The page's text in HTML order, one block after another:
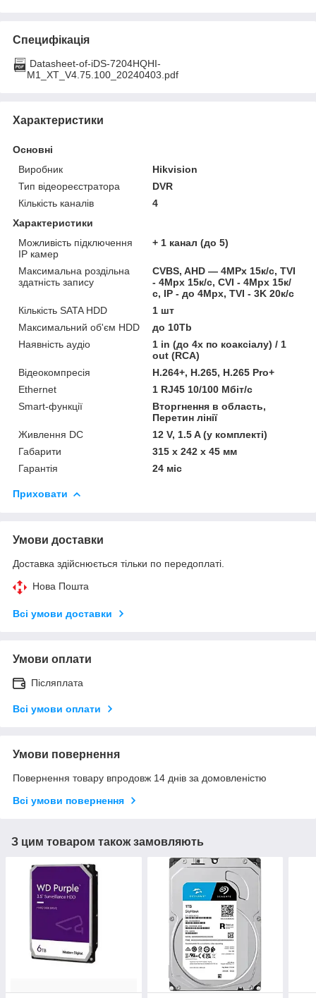
Специфікація
Datasheet-of-iDS-7204HQHI-
M1_XT_V4.75.100_20240403.pdf
Характеристики
Основні
Виробник
Hikvision
Тип відеореєстратора
DVR
Кількість каналів
4
Характеристики
Можливість підключення
IP камер
+ 1 канал (до 5)
Максимальна роздільна
здатність запису
CVBS, AHD — 4MPx 15к/с, TVI
- 4Mpx 15к/с, CVI - 4Mpx 15к/
с, IP - до 4Mpx, TVI - 3K 20к/с
Кількість SATA HDD
1 шт
Максимальний об'єм HDD
до 10Tb
Наявність аудіо
1 in (до 4x по коаксіалу) / 1
out (RCA)
Відеокомпресія
H.264+, H.265, H.265 Pro+
Ethernet
1 RJ45 10/100 Мбіт/с
Smart-функції
Вторгнення в область,
Перетин лінії
Живлення DC
12 V, 1.5 A (у комплекті)
Габарити
315 x 242 x 45 мм
Гарантія
24 міс
Приховати
Умови доставки
Доставка здійснюється тільки по передоплаті.
Нова Пошта
Всі умови доставки
Умови оплати
Післяплата
Всі умови оплати
Умови повернення
Повернення товару впродовж 14 днів за домовленістю
Всі умови повернення
З цим товаром також замовляють